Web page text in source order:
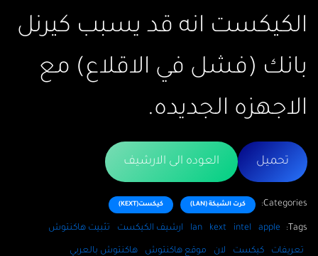
الكيكست انه قد يسبب كيرنل
بانك (فشل في الاقلاع) مع
الاجهزه الجديده.
تحميل العوده الى الارشيف
Categories: كرت الشبكة (LAN) كيكست(KEXT)
Tags:
apple
intel
kext
lan ارشيف الكيكست تثبيت هاكنتوش
تعريفات كيكست لان موقع هاكنتوش هاكنتوش بالعربي